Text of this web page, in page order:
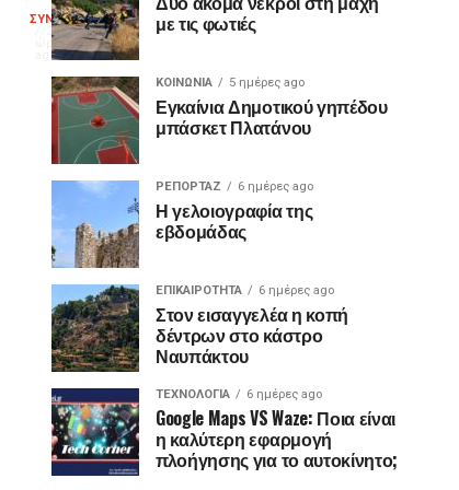
ΣΥΝΕΡΓΑΣΙΕΣ
24
ώρες
ago
Εορτή
της
Δημοκρατίας
κράτη,
εορταστικές
εκδηλώσεις,
τιμούν
επετείους
συνδέονται
σημαντικά
γεγονότα
της
ιστορίας
τους.
Ξεχωριστά
αυτά
που
αφορούν
για
το
«Τούνελ
του
Κάστρου»
μετάδοση… με τις φωτιές
ΚΟΙΝΩΝΙΑ 5 ημέρες ago
Εγκαίνια Δημοτικού γηπέδου
μπάσκετ Πλατάνου
ΡΕΠΟΡΤΑΖ 6 ημέρες ago
Η γελοιογραφία της
εβδομάδας
ΕΠΙΚΑΙΡΟΤΗΤΑ 6 ημέρες ago
Στον εισαγγελέα η κοπή
δέντρων στο κάστρο
Ναυπάκτου
ΤΕΧΝΟΛΟΓΙΑ 6 ημέρες ago
Google Maps VS Waze: Ποια είναι
η καλύτερη εφαρμογή
πλοήγησης για το αυτοκίνητο;